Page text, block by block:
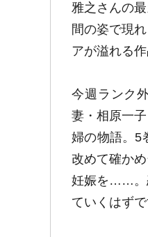
雅之さんの
間の姿で現
アが溢れる作
今週ランク
妻・相原一
婦の物語。5
改めて確か
妊娠を……。
ていくはずで